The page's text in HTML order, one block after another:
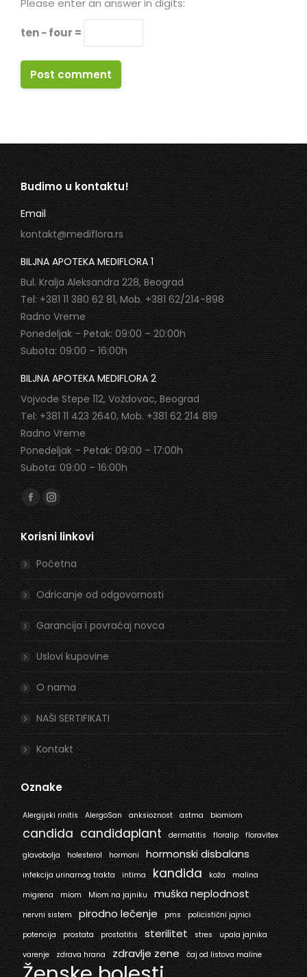
Please enter an answer in digits:
ten − four =
Post comment
Budimo u kontaktu!
Email
kontakt@mediflora.rs
BILJNA APOTEKA MEDIFLORA 1
Bul. Kralja Aleksandra 228, Beograd
Tel: +381 11 380 62 81, Mob. +381 62/214-898
Radno Vreme
Ponedeljak – Petak: 09:00 – 20:00h
Subota: 09:00 – 16:00h
BILJNA APOTEKA MEDIFLORA 2
Vojvode Stepe 112, Voždovac, Beograd
Tel: +381 11 423 2640, Mob. +381 62 214 819
Radno Vreme
Ponedeljak – Petak: 09:00 – 17:00h
Subota: 09:00 – 16:00h
Find us on:
Facebook
page
opens
in
new
window
Instagram
page
opens
in
new
window
Korisni linkovi
Početna
Odricanje od odgovornosti
Garancija i povraćaj novca
Uslovi kupovine
O nama
NAŠI SERTIFIKATI
Kontakt
Oznake
Alergijski rinitis AlergoSan anksioznost astma biomiom
candida candidaplant dermatitis floralip
floravitex
glavobolja
holesterol hormoni hormonski disbalans
infekcija urinarnog trakta intima kandida koža
malina
migrena
miom Miom na jajniku muška neplodnost
nervni sistem pirodno lečenje pms
policistični jajnici
potencija
prostata prostatitis sterilitet stres
upala jajnika
varenje
zdrava hrana zdravlje zene čaj od listova maline